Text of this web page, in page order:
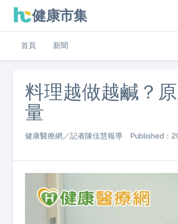
健康市集
首頁 新聞
料理越做越鹹？
量
健康醫療網／記者陳佳慧報導 Published：